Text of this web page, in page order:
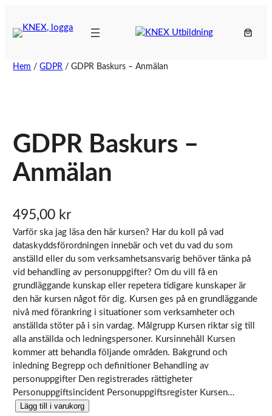
innehåll
Hem /GDPR / GDPR Baskurs – Anmälan
GDPR Baskurs –
Anmälan
495,00 kr
Varför ska jag läsa den här kursen? Har du koll på vad
dataskyddsförordningen innebär och vet du vad du som
anställd eller du som verksamhetsansvarig behöver tänka på
vid behandling av personuppgifter? Om du vill få en
grundläggande kunskap eller repetera tidigare kunskaper är
den här kursen något för dig. Kursen ges på en grundläggande
nivå med förankring i situationer som verksamheter och
anställda stöter på i sin vardag. Målgrupp Kursen riktar sig till
alla anställda och ledningspersoner. Kursinnehåll Kursen
kommer att behandla följande områden. Bakgrund och
inledning Begrepp och definitioner Behandling av
personuppgifter Den registrerades rättigheter
Personuppgiftsincident Personuppgiftsregister Kursen…
Lägg till i varukorg
Nödvändiga
Dessa kakor